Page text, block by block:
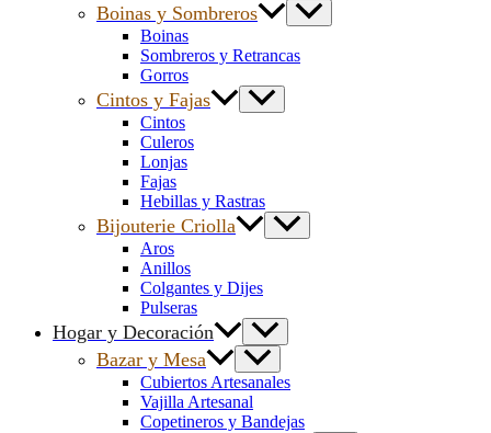
Boinas y Sombreros
Boinas
Sombreros y Retrancas
Gorros
Cintos y Fajas
Cintos
Culeros
Lonjas
Fajas
Hebillas y Rastras
Bijouterie Criolla
Aros
Anillos
Colgantes y Dijes
Pulseras
Hogar y Decoración
Bazar y Mesa
Cubiertos Artesanales
Vajilla Artesanal
Copetineros y Bandejas